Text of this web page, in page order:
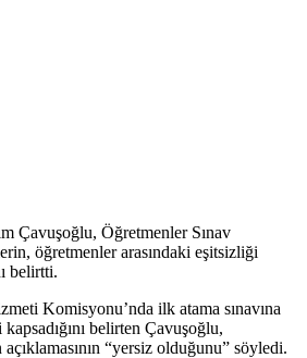
Çavuşoğlu, Öğretmenler Sınav
öğretmenler arasındaki eşitsizliği
belirtti.
Komisyonu’nda ilk atama sınavına
belirten Çavuşoğlu,
açıklamasının “yersiz olduğunu” söyledi.